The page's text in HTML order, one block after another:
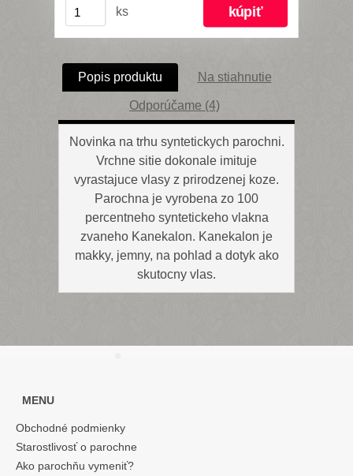
ks
Popis produktu Na stiahnutie
Odporúčame (4)
Novinka na trhu syntetickych parochni.
Vrchne sitie dokonale imituje
vyrastajuce vlasy z prirodzenej koze.
Parochna je vyrobena zo 100
percentneho syntetickeho vlakna
zvaneho Kanekalon. Kanekalon je
makky, jemny, na pohlad a dotyk ako
skutocny vlas.
MENU
Obchodné podmienky
Starostlivosť o parochne
Ako parochňu vymeniť?